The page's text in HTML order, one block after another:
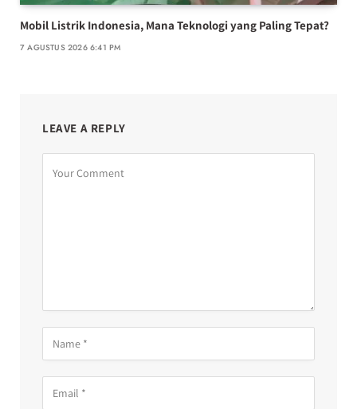
Mobil Listrik Indonesia, Mana Teknologi yang Paling Tepat?
7 AGUSTUS 2026 6:41 PM
LEAVE A REPLY